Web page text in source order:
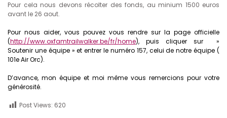
Pour cela nous devons récolter des fonds, au minium 1500 euros
avant le 26 aout.
Pour nous aider, vous pouvez vous rendre sur la page officielle
(http://www.oxfamtrailwalker.be/fr/home), puis cliquer sur »
Soutenir une équipe » et entrer le numéro 157, celui de notre équipe (
101e Air Orc).
D’avance, mon équipe et moi même vous remercions pour votre
générosité.
Post Views: 620